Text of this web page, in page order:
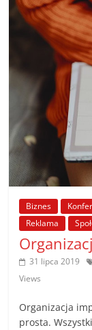
Biznes
Reklama
31 lipca 2019
Views
Organizacja
prosta.